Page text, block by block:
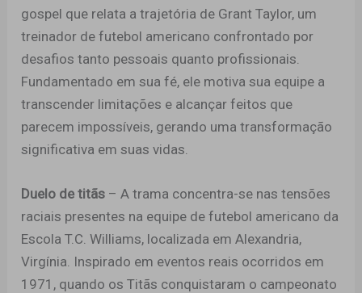
gospel que relata a trajetória de Grant Taylor, um
treinador de futebol americano confrontado por
desafios tanto pessoais quanto profissionais.
Fundamentado em sua fé, ele motiva sua equipe a
transcender limitações e alcançar feitos que
parecem impossíveis, gerando uma transformação
significativa em suas vidas.
Duelo de titãs – A trama concentra-se nas tensões
raciais presentes na equipe de futebol americano da
Escola T.C. Williams, localizada em Alexandria,
Virgínia. Inspirado em eventos reais ocorridos em
1971, quando os Titãs conquistaram o campeonato